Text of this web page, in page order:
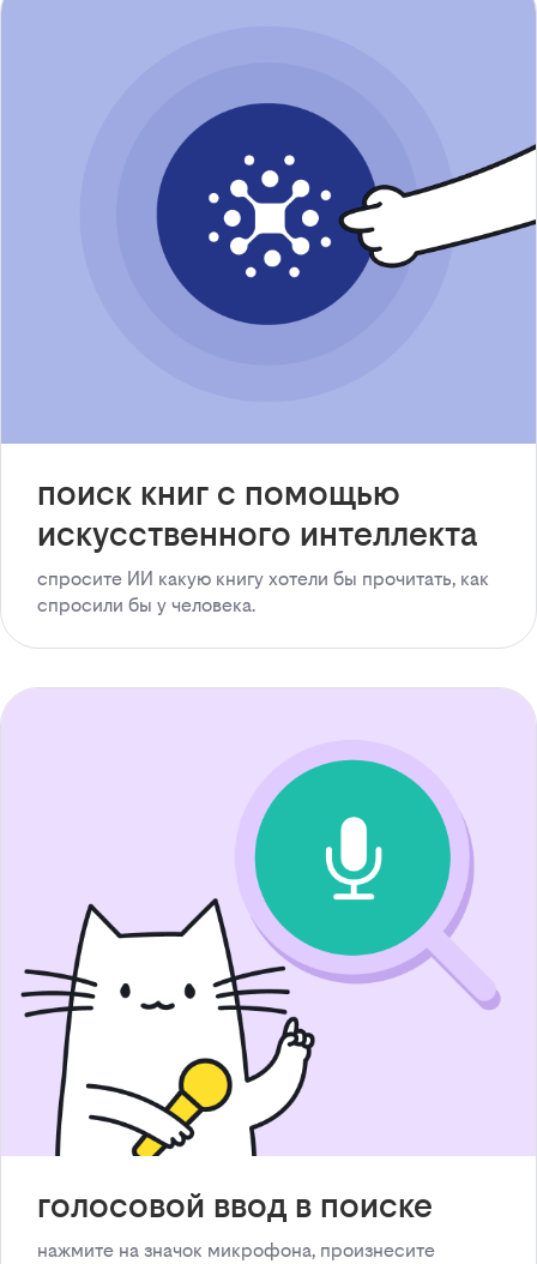
поиск книг с помощью
искусственного интеллекта
спросите ИИ какую книгу хотели бы прочитать, как
спросили бы у человека.
голосовой ввод в поиске
нажмите на значок микрофона, произнесите